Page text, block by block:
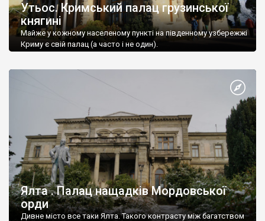
Утьос. Кримський палац грузинської
княгині
Майже у кожному населеному пункті на південному узбережжі
Криму є свій палац (а часто і не один).
Ялта . Палац нащадків Мордовської
орди
Дивне місто все таки Ялта. Такого контрасту між багатством